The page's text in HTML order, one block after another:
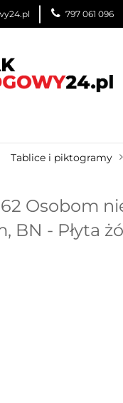
797 061 096
ZNAKI
Tablice i piktogramy
Osobom
BN - Płyta